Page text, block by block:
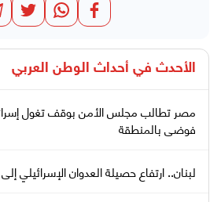
الأحدث في أحداث الوطن العربي
مصر تطالب مجلس الأمن بوقف تغول
فوضى بالمنطقة
لبنان.. ارتفاع حصيلة العدوان الإسرائيلي إلى 3412 قتيلا